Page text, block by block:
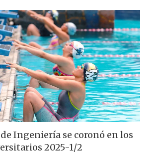
Ingeniería se coronó en los
2025-1/2